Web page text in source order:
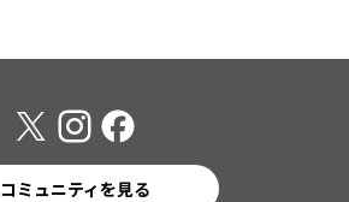
コミュニティを見る